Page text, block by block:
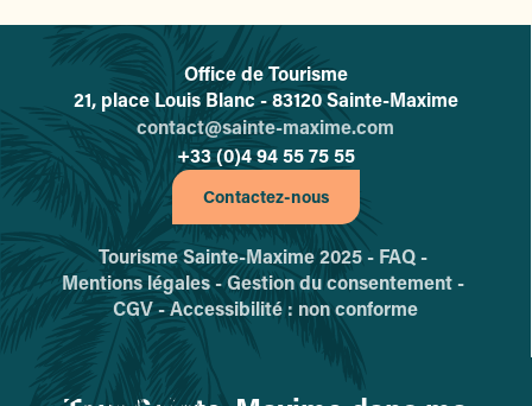
L'office de tourisme de Sainte-
Office de Tourisme
21, place Louis Blanc - 83120 Sainte-Maxime
contact@sainte-maxime.com
+33 (0)4 94 55 75 55
Contactez-nous
Tourisme Sainte-Maxime 2025 - FAQ -
Mentions légales -Gestion du consentement -
CGV -Accessibilité : non conforme